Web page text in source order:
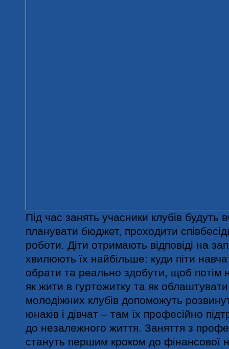
Під час занять учасники клубів будуть
планувати бюджет, проходити
роботи. Діти отримають відповіді на
хвилюють їх найбільше: куди піти
обрати та реально здобути, щоб потім
як жити в гуртожитку та як облаштувати
молодіжних клубів допоможуть
юнаків і дівчат – там їх професійно
до незалежного життя. Заняття з
стануть першим кроком до фінансової